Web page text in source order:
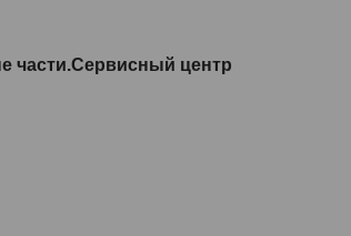
части.Сервисный центр